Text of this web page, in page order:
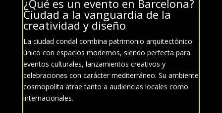
¿Qué es un evento en Barcelona?
Ciudad a la vanguardia de la
creatividad y diseño
La ciudad condal combina patrimonio arquitectónico
único con espacios modernos, siendo perfecta para
eventos culturales, lanzamientos creativos y
celebraciones con carácter mediterráneo. Su ambiente
cosmopolita atrae tanto a audiencias locales como
internacionales.